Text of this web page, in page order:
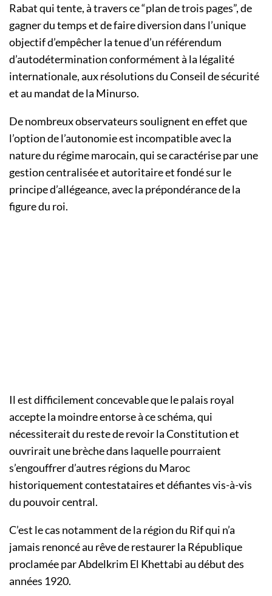
Rabat qui tente, à travers ce “plan de trois pages”, de
gagner du temps et de faire diversion dans l’unique
objectif d’empêcher la tenue d’un référendum
d’autodétermination conformément à la légalité
internationale, aux résolutions du Conseil de sécurité
et au mandat de la Minurso.
De nombreux observateurs soulignent en effet que
l’option de l’autonomie est incompatible avec la
nature du régime marocain, qui se caractérise par une
gestion centralisée et autoritaire et fondé sur le
principe d’allégeance, avec la prépondérance de la
figure du roi.
Il est difficilement concevable que le palais royal
accepte la moindre entorse à ce schéma, qui
nécessiterait du reste de revoir la Constitution et
ouvrirait une brèche dans laquelle pourraient
s’engouffrer d’autres régions du Maroc
historiquement contestataires et défiantes vis-à-vis
du pouvoir central.
C’est le cas notamment de la région du Rif qui n’a
jamais renoncé au rêve de restaurer la République
proclamée par Abdelkrim El Khettabi au début des
années 1920.